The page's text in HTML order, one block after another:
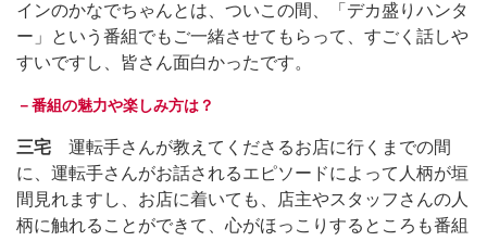
インのかなでちゃんとは、ついこの間、「デカ盛りハンタ
ー」という番組でもご一緒させてもらって、すごく話しや
すいですし、皆さん面白かったです。
－番組の魅力や楽しみ方は？
三宅 運転手さんが教えてくださるお店に行くまでの間
に、運転手さんがお話されるエピソードによって人柄が垣
間見れますし、お店に着いても、店主やスタッフさんの人
柄に触れることができて、心がほっこりするところも番組